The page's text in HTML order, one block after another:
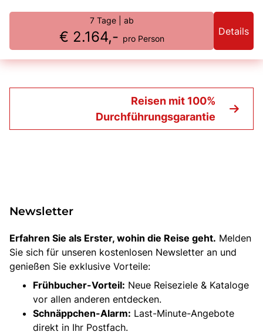
7 Tage | ab
€ 2.164,- pro Person
Details
Reisen mit 100%
Durchführungsgarantie
Newsletter
Erfahren Sie als Erster, wohin die Reise geht. Melden
Sie sich für unseren kostenlosen Newsletter an und
genießen Sie exklusive Vorteile:
Frühbucher-Vorteil: Neue Reiseziele & Kataloge
vor allen anderen entdecken.
Schnäppchen-Alarm: Last-Minute-Angebote
direkt in Ihr Postfach.